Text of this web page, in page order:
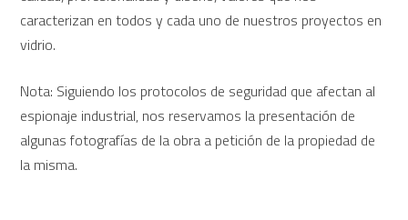
caracterizan en todos y cada uno de nuestros proyectos en
vidrio.
Nota: Siguiendo los protocolos de seguridad que afectan al
espionaje industrial, nos reservamos la presentación de
algunas fotografías de la obra a petición de la propiedad de
la misma.